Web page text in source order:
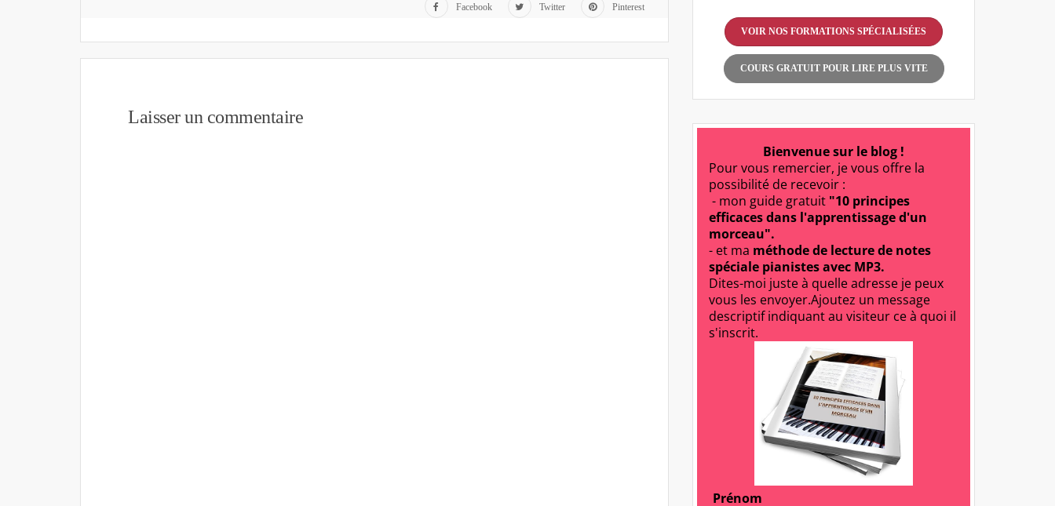
diminuer
volume.
Facebook Twitter Pinterest
Laisser un commentaire
VOIR NOS FORMATIONS SPÉCIALISÉES
COURS GRATUIT POUR LIRE PLUS VITE